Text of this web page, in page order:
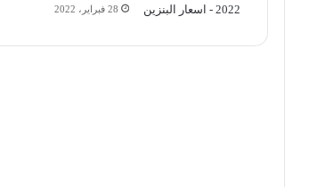
28 فبراير، 2022